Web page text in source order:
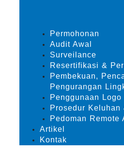
Permohonan
Audit Awal
Surveilance
Resertifikasi &
Pembekuan,
Pengurangan
Penggunaan Logo
Prosedur Keluhan
Pedoman Remote
Artikel
Kontak